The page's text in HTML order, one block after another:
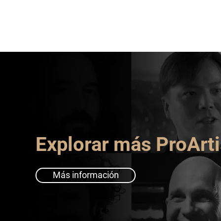
Explorar más
Más información